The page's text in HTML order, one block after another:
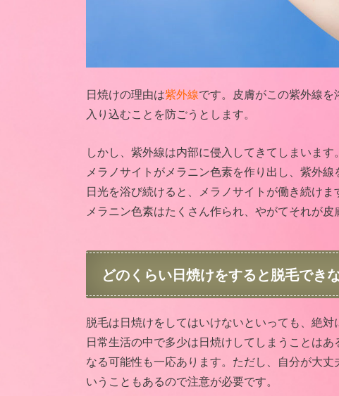
日焼けの理由は紫外線です。皮膚がこの紫外線
入り込むことを防ごうとします。
しかし、紫外線は内部に侵入してきてしまいま
メラノサイトがメラニン色素を作り出し、紫外線
日光を浴び続けると、メラノサイトが働き続けま
メラニン色素はたくさん作られ、やがてそれが
どのくらい日焼けをすると脱毛でき
脱毛は日焼けをしてはいけないといっても、絶対
日常生活の中で多少は日焼けしてしまうことは
なる可能性も一応あります。ただし、自分が大
いうこともあるので注意が必要です。